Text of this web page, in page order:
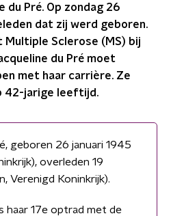
du Pré. Op zondag 26
dat zij werd geboren.
Multiple Sclerose (MS) bij
du Pré moet
met haar carrière. Ze
42-jarige leeftijd.
geboren 26 januari 1945
overleden 19
Verenigd Koninkrijk).
haar 17e optrad met de